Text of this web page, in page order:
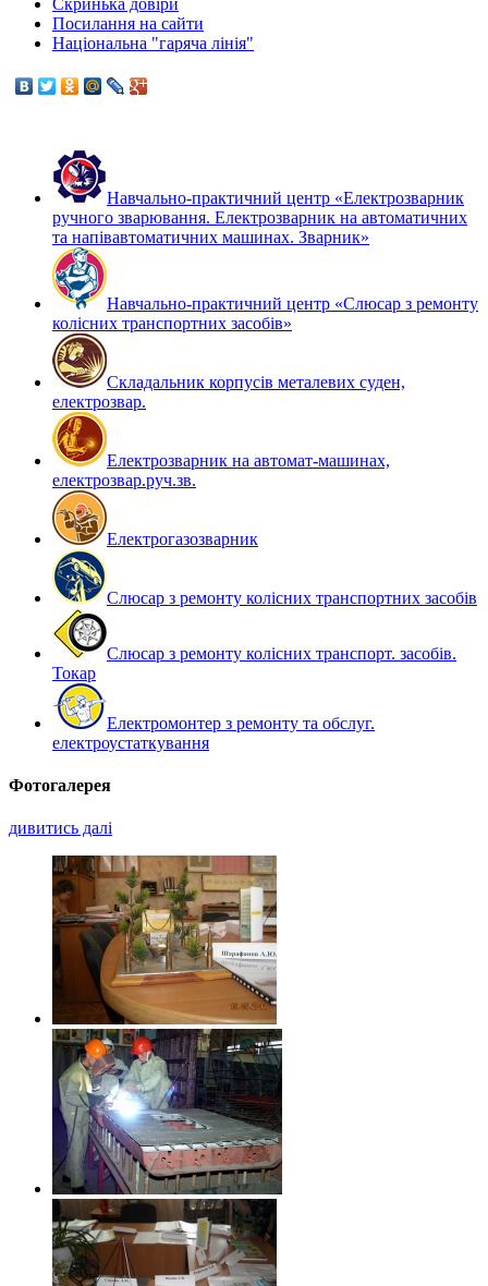
Посилання на сайти
Національна "гаряча лінія"
Навчально-практичний центр «Електрозварник
ручного зварювання. Електрозварник на автоматичних
та напівавтоматичних машинах. Зварник»
Навчально-практичний центр «Слюсар з ремонту
колісних транспортних засобів»
Складальник корпусів металевих суден,
електрозвар.
Електрозварник на автомат-машинах,
електрозвар.руч.зв.
Електрогазозварник
Слюсар з ремонту колісних транспортних засобів
Слюсар з ремонту колісних транспорт. засобів.
Токар
Електромонтер з ремонту та обслуг.
електроустаткування
Фотогалерея
дивитись далі